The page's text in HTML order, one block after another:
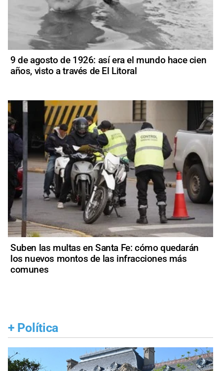
9 de agosto de 1926: así era el mundo hace cien
años, visto a través de El Litoral
Suben las multas en Santa Fe: cómo quedarán
los nuevos montos de las infracciones más
comunes
+ Política